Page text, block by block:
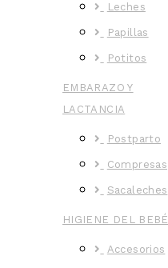
Leches
Papillas
Potitos
EMBARAZO Y
LACTANCIA
Postparto
Compresas
Sacaleches
HIGIENE DEL BEBÉ
Accesorios